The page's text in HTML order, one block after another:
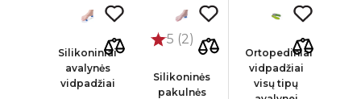
Silikoniniai
avalynės
vidpadžiai
5 (2)
Silikoninės
pakulnės
Ortopediniai
vidpadžiai
visų tipų